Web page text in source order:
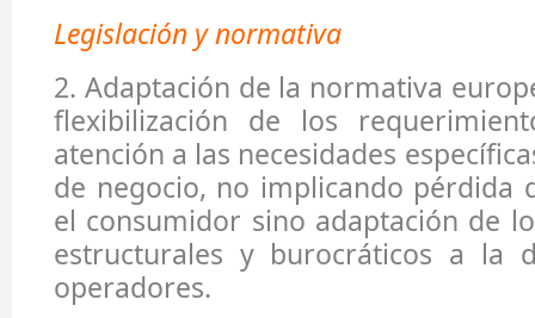
Legislación y normativa
2. Adaptación de la normativa
flexibilización de los
atención a las necesidades
de negocio, no implicando pérdida
el consumidor sino adaptación de
estructurales y burocráticos a la
operadores.